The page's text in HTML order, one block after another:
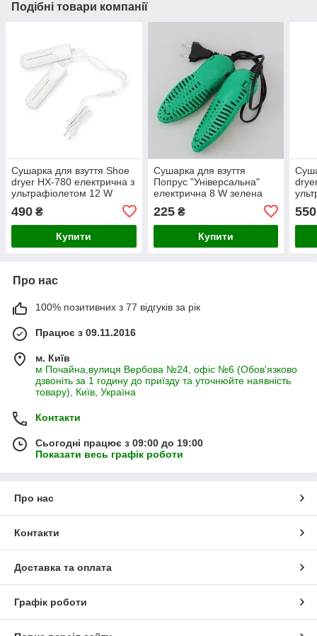
Подібні товари компанії
Сушарка для взуття Shoe
dryer HX-780 електрична з
ультрафіолетом 12 W
490 ₴
Купити
Сушарка для взуття
Попрус "Універсальна"
електрична 8 W зелена
225₴
Купити
550
Про нас
100% позитивних з 77 відгуків за рік
Працює з 09.11.2016
м. Київ
м Почайна,вулиця Вербова №24, офіс №6 (Обов'язково
дзвоніть за 1 годину до приїзду та уточнюйте наявність
товару), Київ, Україна
Контакти
Сьогодні працює з 09:00 до 19:00
Показати весь графік роботи
Про нас
Контакти
Доставка та оплата
Графік роботи